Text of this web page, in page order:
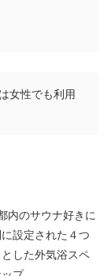
は女性でも利用
内のサウナ好きに
設定された４つ
した外気浴スペ